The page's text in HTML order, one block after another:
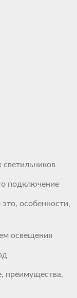
подключение
особенности,
освещения
преимущества,